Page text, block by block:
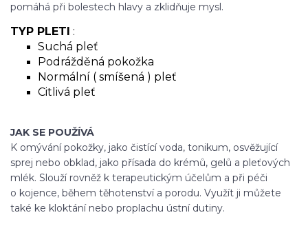
pomáhá při bolestech hlavy a zklidňuje mysl.
TYP PLETI :
Suchá pleť
Podrážděná pokožka
Normální ( smíšená ) pleť
Citlivá pleť
JAK SE POUŽÍVÁ
K omývání pokožky, jako čistící voda, tonikum, osvěžující
sprej nebo obklad, jako přísada do krémů, gelů a pleťových
mlék. Slouží rovněž k terapeutickým účelům a při péči
o kojence, během těhotenství a porodu. Využít ji můžete
také ke kloktání nebo proplachu ústní dutiny.